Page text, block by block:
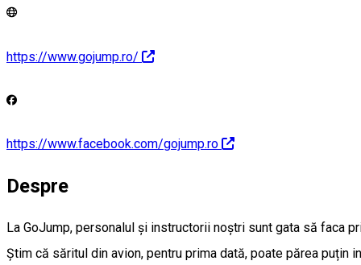
https://www.gojump.ro/
https://www.facebook.com/gojump.ro
Despre
La GoJump, personalul și instructorii noștri sunt gata să faca
Știm că săritul din avion, pentru prima dată, poate părea